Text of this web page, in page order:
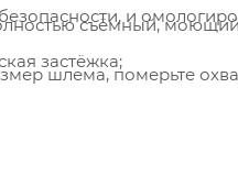
и
съёмный,
застёжка;
шлема, померьте